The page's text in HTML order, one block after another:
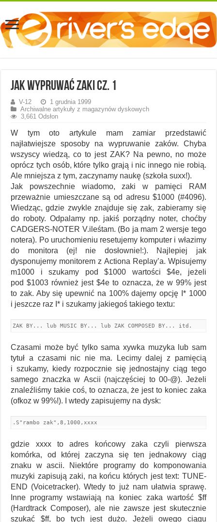
Jak wypruwać zaki cz. 1
V-12
1 grudnia 1999
Archiwalne artykuły z magazynów dyskowych
3,661 Odsłon
W tym oto artykule mam zamiar przedstawić
najłatwiejsze sposoby na wypruwanie zaków. Chyba
wszyscy wiedzą, co to jest ZAK? Na pewno, no może
oprócz tych osób, które tylko grają i nic innego nie robią.
Ale mniejsza z tym, zaczynamy naukę (szkoła suxx!).
Jak powszechnie wiadomo, zaki w pamięci RAM
przeważnie umieszczane są od adresu $1000 (#4096).
Wiedząc, gdzie zwykle znajduje się zak, zabieramy się
do roboty. Odpalamy np. jakiś porządny noter, choćby
CADGERS-NOTER V.ileśtam. (Bo ja mam 2 wersje tego
notera). Po uruchomieniu resetujemy komputer i włazimy
do monitora (ej! nie dosłownie!:). Najlepiej jak
dysponujemy monitorem z Actiona Replay’a. Wpisujemy
m1000 i szukamy pod $1000 wartości $4e, jeżeli
pod $1003 również jest $4e to oznacza, że w 99% jest
to zak. Aby się upewnić na 100% dajemy opcję I* 1000
i jeszcze raz I* i szukamy jakiegoś takiego textu:
ZAK BY... lub MUSIC BY... lub ZAK COMPOSED BY... itd.
Czasami może być tylko sama xywka muzyka lub sam
tytuł a czasami nic nie ma. Lecimy dalej z pamięcią
i szukamy, kiedy rozpocznie się jednostajny ciąg tego
samego znaczka w Ascii (najczęściej to 00-@). Jeżeli
znaleźliśmy takie coś, to oznacza, że jest to koniec zaka
(ofkoz w 99%!). I wtedy zapisujemy na dysk:
.S"rambo zak",8,1000,xxxx
gdzie xxxx to adres końcowy zaka czyli pierwsza
komórka, od której zaczyna się ten jednakowy ciąg
znaku w ascii. Niektóre programy do komponowania
muzyki zapisują zaki, na końcu których jest text: TUNE-
END (Voicetracker). Wtedy to już nam ułatwia sprawę.
Inne programy wstawiają na koniec zaka wartość $ff
(Hardtrack Composer), ale nie zawsze jest skutecznie
szukać $ff, bo tych jest dużo. Jeżeli owego ciągu